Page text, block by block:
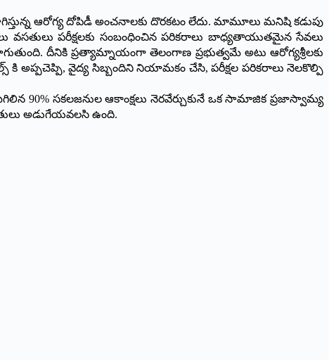
ఆరోగ్య దోపిడీ అంచనాలకు దొరకటం లేదు. మామూలు మనిషి కడుపు
వసతులు పరీక్షలకు సంబంధించిన పరికరాలు బాధ్యతాయుతమైన సేవలు
దీనికి ప్రత్యామ్నాయంగా తెలంగాణ ప్రభుత్వమే అటు ఆరోగ్యశ్రీలకు
కి అప్పచెప్పి, వైద్య సిబ్బందిని నియామకం చేసి, పరీక్షల పరికరాలు నెలకొల్పి
సకలజనుల ఆకాంక్షలు నెరవేర్చుకునే ఒక సామాజిక ప్రజాస్వామ్య
అడుగేయవలసి ఉంది.